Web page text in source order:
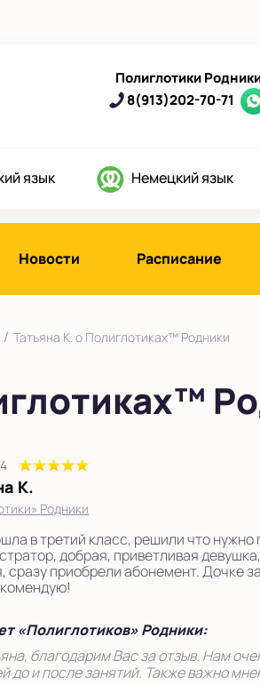
Полиглотики
8(913)202-70-71
язык Немецкий язык
Новости Расписание
/ Татьяна К. о Полиглотиках™ Родники
К.
Родники
в третий класс, решили что нужно
добрая, приветливая
сразу приобрели абонемент. Дочке
«Полиглотиков» Родники:
благодарим Вас за отзыв. Нам
до и после занятий. Также важно